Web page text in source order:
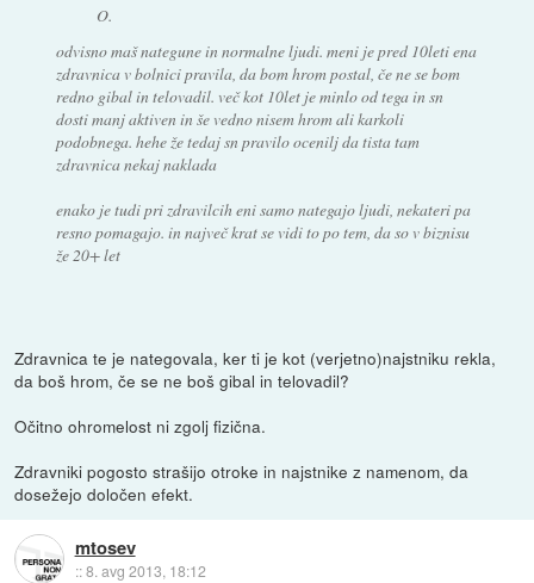
O.
odvisno maš nategune in normalne ljudi. meni je pred 10leti ena
zdravnica v bolnici pravila, da bom hrom postal, če ne se bom
redno gibal in telovadil. več kot 10let je minlo od tega in sn
dosti manj aktiven in še vedno nisem hrom ali karkoli
podobnega. hehe že tedaj sn pravilo ocenilj da tista tam
zdravnica nekaj naklada
enako je tudi pri zdravilcih eni samo nategajo ljudi, nekateri pa
resno pomagajo. in največ krat se vidi to po tem, da so v biznisu
že 20+ let
Zdravnica te je nategovala, ker ti je kot (verjetno)najstniku rekla,
da boš hrom, če se ne boš gibal in telovadil?
Očitno ohromelost ni zgolj fizična.
Zdravniki pogosto strašijo otroke in najstnike z namenom, da
dosežejo določen efekt.
mtosev
::8. avg 2013, 18:12